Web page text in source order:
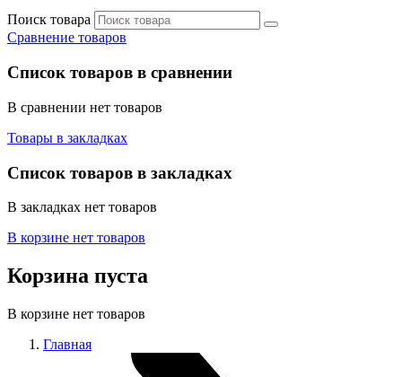
Поиск товара
Сравнение товаров
Список товаров в сравнении
В сравнении нет товаров
Товары в закладках
Список товаров в закладках
В закладках нет товаров
В корзине нет товаров
Корзина пуста
В корзине нет товаров
Главная